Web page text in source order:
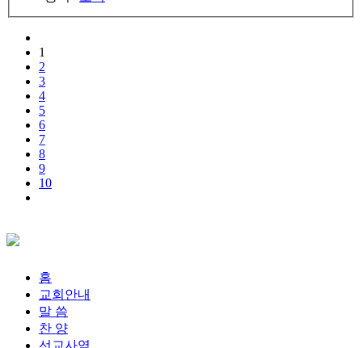
1
2
3
4
5
6
7
8
9
10
홈
교회안내
말 씀
찬 양